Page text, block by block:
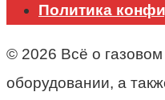
Политика
© 2026 Всё о газовом
оборудовании, а